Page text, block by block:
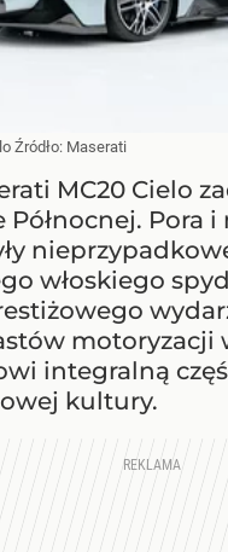
Źródło: Maserati
MC20 Cielo
Północnej. Pora i
włoskiego
motoryzacji
integralną
kultury.